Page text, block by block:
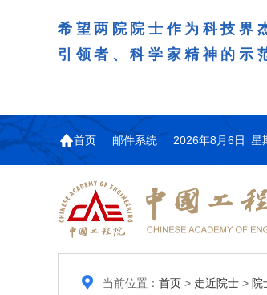
希望两院院士作为科技界
引领者、科学家精神的示
首页 邮件系统 2026年8月6日 星
当前位置： 首页> 走近院士> 院